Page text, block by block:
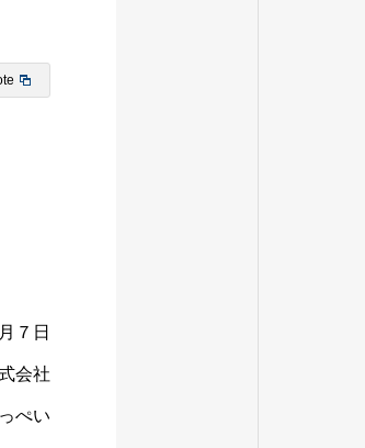
７日
会社
ぺい